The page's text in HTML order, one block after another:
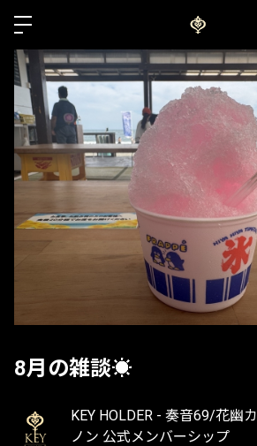
8月の雑談☀️
KEY HOLDER - 奏音69/花幽カ
ノン 公式メンバーシップ